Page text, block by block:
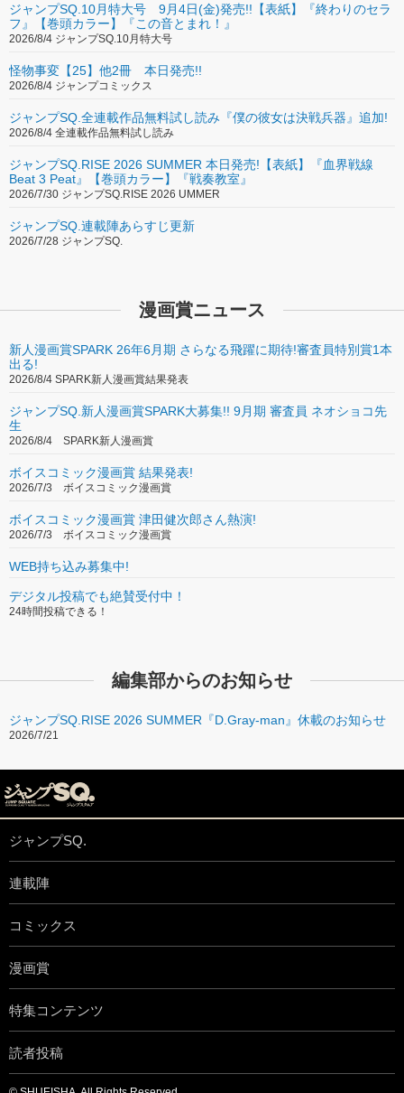
ジャンプSQ.10月特大号 9月4日(金)発売!!【表紙】『終わりのセラ
フ』【巻頭カラー】『この音とまれ！』
2026/8/4 ジャンプSQ.10月特大号
怪物事変【25】他2冊 本日発売!!
2026/8/4 ジャンプコミックス
ジャンプSQ.全連載作品無料試し読み『僕の彼女は決戦兵器』追加!
2026/8/4 全連載作品無料試し読み
ジャンプSQ.RISE 2026 SUMMER 本日発売!【表紙】『血界戦線
Beat 3 Peat』【巻頭カラー】『戦奏教室』
2026/7/30 ジャンプSQ.RISE 2026 UMMER
ジャンプSQ.連載陣あらすじ更新
2026/7/28 ジャンプSQ.
漫画賞ニュース
新人漫画賞SPARK 26年6月期 さらなる飛躍に期待!審査員特別賞1本
出る!
2026/8/4 SPARK新人漫画賞結果発表
ジャンプSQ.新人漫画賞SPARK大募集!! 9月期 審査員 ネオショコ先
生
2026/8/4 SPARK新人漫画賞
ボイスコミック漫画賞 結果発表!
2026/7/3 ボイスコミック漫画賞
ボイスコミック漫画賞 津田健次郎さん熱演!
2026/7/3 ボイスコミック漫画賞
WEB持ち込み募集中!
デジタル投稿でも絶賛受付中！
24時間投稿できる！
編集部からのお知らせ
ジャンプSQ.RISE 2026 SUMMER『D.Gray-man』休載のお知らせ
2026/7/21
ジャンプSQ.
連載陣
コミックス
漫画賞
特集コンテンツ
読者投稿